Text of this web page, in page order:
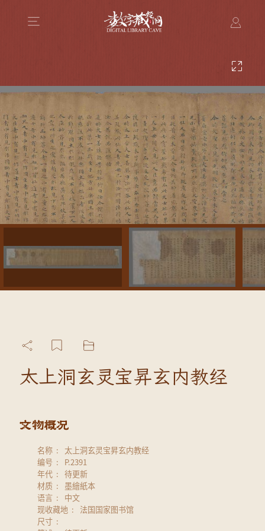
太上洞玄灵宝昇玄内教经
名称
太上洞玄灵宝昇玄内教经
编号
P.2391
年代
待更新
材质
墨繪紙本
语言
中文
现收藏地
法国国家图书馆
尺寸